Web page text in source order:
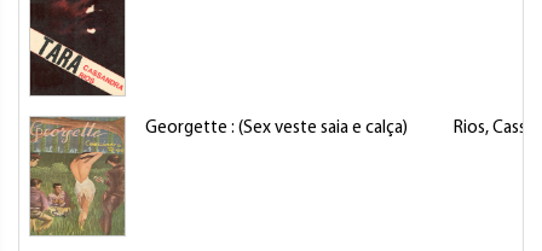
Georgette : (Sex veste saia e calça) Rios,